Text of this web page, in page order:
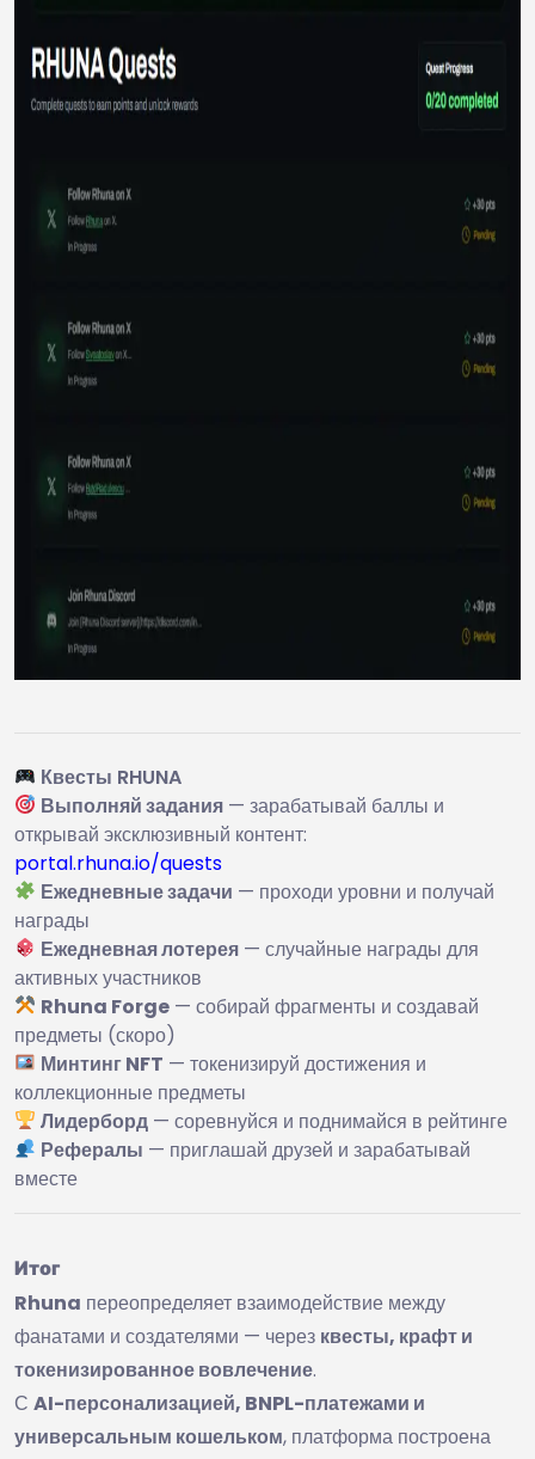
Квесты RHUNA
Выполняй задания — зарабатывай баллы и
открывай эксклюзивный контент:
portal.rhuna.io/quests
Ежедневные задачи — проходи уровни и получай
награды
Ежедневная лотерея — случайные награды для
активных участников
Rhuna Forge — собирай фрагменты и создавай
предметы (скоро)
Минтинг NFT — токенизируй достижения и
коллекционные предметы
Лидерборд — соревнуйся и поднимайся в рейтинге
Рефералы — приглашай друзей и зарабатывай
вместе
Итог
Rhuna переопределяет взаимодействие между
фанатами и создателями — через квесты, крафт и
токенизированное вовлечение.
С AI-персонализацией, BNPL-платежами и
универсальным кошельком, платформа построена